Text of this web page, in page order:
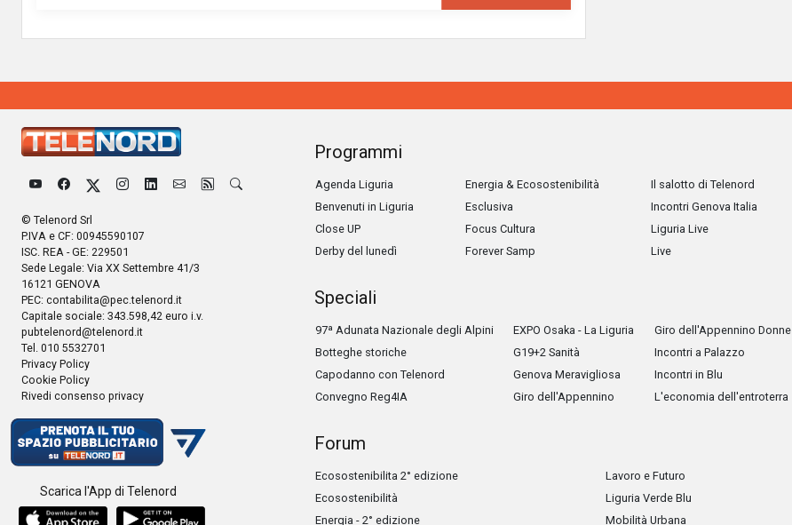
© Telenord Srl
P.IVA e CF: 00945590107
ISC. REA - GE: 229501
Sede Legale: Via XX Settembre 41/3
16121 GENOVA
PEC: contabilita@pec.telenord.it
Capitale sociale: 343.598,42 euro i.v.
pubtelenord@telenord.it
Tel. 010 5532701
Privacy Policy
Cookie Policy
Rivedi consenso privacy
Scarica l'App di Telenord
Programmi
Agenda Liguria
Benvenuti in Liguria
Close UP
Derby del lunedì
Energia & Ecosostenibilità
Esclusiva
Focus Cultura
Forever Samp
Il salotto di Telenord
Incontri Genova Italia
Liguria Live
Live
Speciali
97ª Adunata Nazionale degli Alpini
Botteghe storiche
Capodanno con Telenord
Convegno Reg4IA
EXPO Osaka - La Liguria
G19+2 Sanità
Genova Meravigliosa
Giro dell'Appennino
Giro dell'Appennino Donne
Incontri a Palazzo
Incontri in Blu
L'economia dell'entroterra
Forum
Ecosostenibilita 2° edizione
Ecosostenibilità
Energia - 2° edizione
Lavoro e Futuro
Liguria Verde Blu
Mobilità Urbana